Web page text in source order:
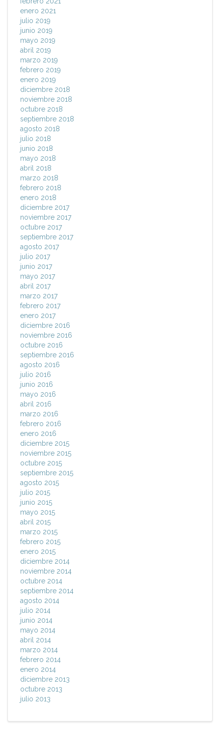
enero 2021
julio 2019
junio 2019
mayo 2019
abril 2019
marzo 2019
febrero 2019
enero 2019
diciembre 2018
noviembre 2018
octubre 2018
septiembre 2018
agosto 2018
julio 2018
junio 2018
mayo 2018
abril 2018
marzo 2018
febrero 2018
enero 2018
diciembre 2017
noviembre 2017
octubre 2017
septiembre 2017
agosto 2017
julio 2017
junio 2017
mayo 2017
abril 2017
marzo 2017
febrero 2017
enero 2017
diciembre 2016
noviembre 2016
octubre 2016
septiembre 2016
agosto 2016
julio 2016
junio 2016
mayo 2016
abril 2016
marzo 2016
febrero 2016
enero 2016
diciembre 2015
noviembre 2015
octubre 2015
septiembre 2015
agosto 2015
julio 2015
junio 2015
mayo 2015
abril 2015
marzo 2015
febrero 2015
enero 2015
diciembre 2014
noviembre 2014
octubre 2014
septiembre 2014
agosto 2014
julio 2014
junio 2014
mayo 2014
abril 2014
marzo 2014
febrero 2014
enero 2014
diciembre 2013
octubre 2013
julio 2013